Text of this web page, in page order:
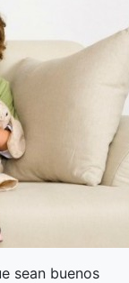
sean buenos